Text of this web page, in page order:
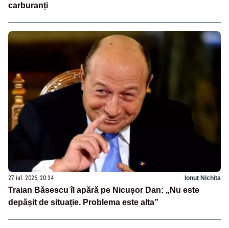
carburanți
27 iul. 2026, 20:34 Ionuț Nichita
Traian Băsescu îl apără pe Nicușor Dan: „Nu este
depășit de situație. Problema este alta”